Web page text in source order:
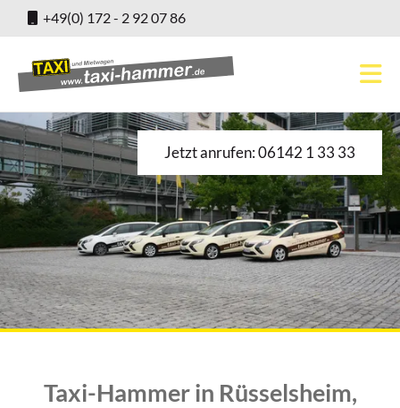
+49(0) 172 - 2 92 07 86
Jetzt anrufen: 06142 1 33 33
Taxi-Hammer in Rüsselsheim,